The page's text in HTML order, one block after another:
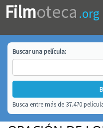
Filmoteca .org
Buscar unapelícula:
Busca entre más de 37.470